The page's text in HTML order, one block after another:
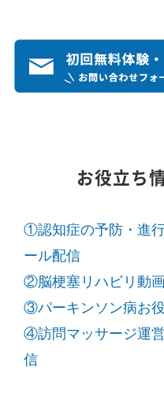
お役立ち
①認知症の予防・進
ール配信
②脳梗塞リハビリ動
③パーキンソン病お
④訪問マッサージ運
信